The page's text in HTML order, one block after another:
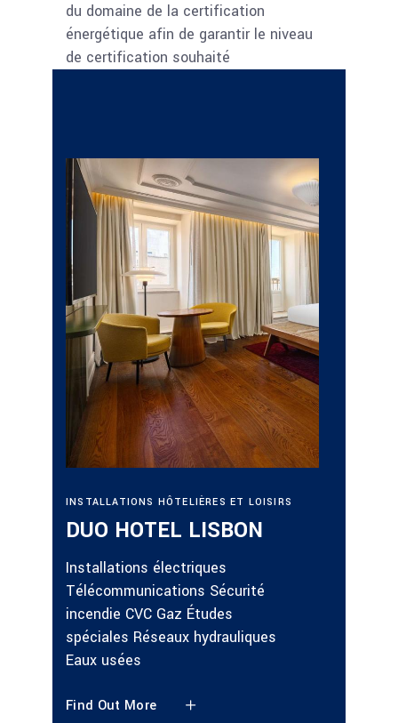
du domaine de la certification
énergétique afin de garantir le niveau
de certification souhaité
INSTALLATIONS HÔTELIÈRES ET LOISIRS
DUO HOTEL LISBON
Installations électriques
Télécommunications Sécurité
incendie CVC Gaz Études
spéciales Réseaux hydrauliques
Eaux usées
Find Out More